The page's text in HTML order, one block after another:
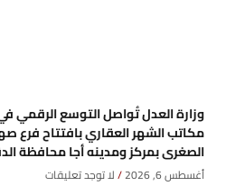
وزارة العدل تُواصل التوسع الرقمي
مكاتب الشهر العقاري بافتتاح فرع
الصغرى بمركز ومدينه أجا محافظة
أغسطس 6, 2026 لا توجد تعليقات